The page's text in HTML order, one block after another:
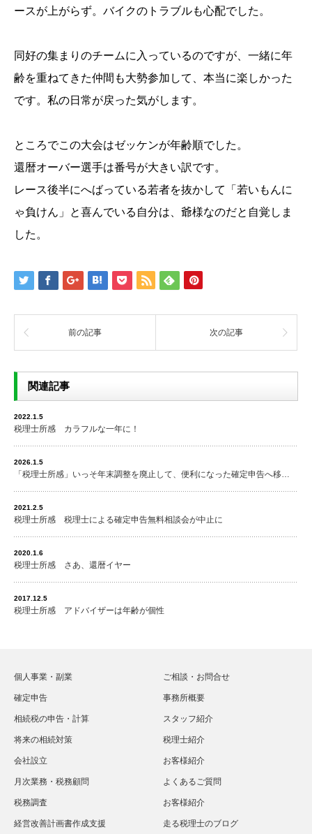
ースが上がらず。バイクのトラブルも心配でした。
同好の集まりのチームに入っているのですが、一緒に年
齢を重ねてきた仲間も大勢参加して、本当に楽しかった
です。私の日常が戻った気がします。
ところでこの大会はゼッケンが年齢順でした。
還暦オーバー選手は番号が大きい訳です。
レース後半にへばっている若者を抜かして「若いもんに
ゃ負けん」と喜んでいる自分は、爺様なのだと自覚しま
した。
前の記事 次の記事
関連記事
2022.1.5
税理士所感 カラフルな一年に！
2026.1.5
「税理士所感」いっそ年末調整を廃止して、便利になった確定申告へ移…
2021.2.5
税理士所感 税理士による確定申告無料相談会が中止に
2020.1.6
税理士所感 さあ、還暦イヤー
2017.12.5
税理士所感 アドバイザーは年齢が個性
個人事業・副業
確定申告
相続税の申告・計算
将来の相続対策
会社設立
月次業務・税務顧問
税務調査
経営改善計画書作成支援
ご相談・お問合せ
事務所概要
スタッフ紹介
税理士紹介
お客様紹介
よくあるご質問
お客様紹介
走る税理士のブログ